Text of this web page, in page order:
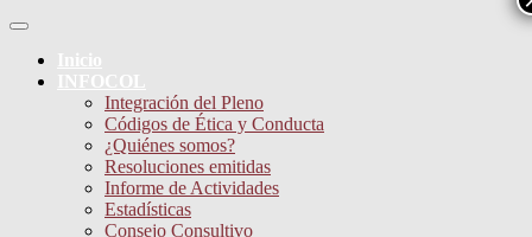
Skip
content
Toggle
Navigation
MenuInicio
INFOCOL
Integración del Pleno
Códigos de Ética y Conducta
¿Quiénes somos?
Resoluciones emitidas
Informe de Actividades
Estadísticas
Consejo Consultivo